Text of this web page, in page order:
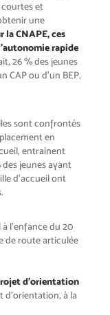
et
une
la CNAPE, ces
rapide
26 % des jeunes
CAP ou d’un BEP,
sont confrontés
en
entrainent
jeunes ayant
d’accueil ont
l’enfance du 20
de route articulée
d’orientation
d’orientation, à la